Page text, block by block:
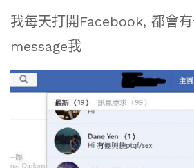
我每天打開Facebook, 都會
message我